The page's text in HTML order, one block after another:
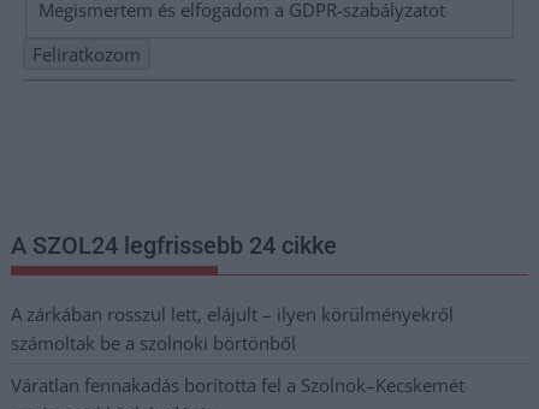
Megismertem és elfogadom a GDPR-szabályzatot
A SZOL24 legfrissebb 24 cikke
A zárkában rosszul lett, elájult – ilyen körülményekről
számoltak be a szolnoki börtönből
Váratlan fennakadás borította fel a Szolnok–Kecskemét